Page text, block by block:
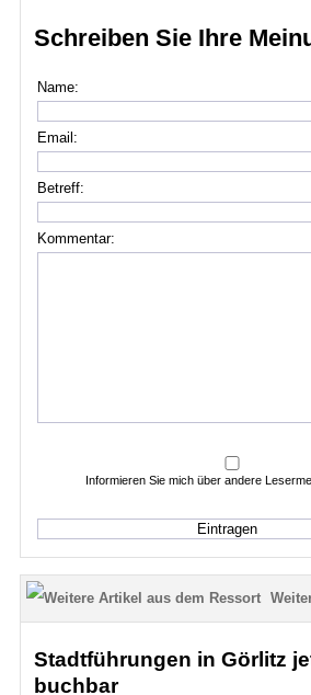
Schreiben Sie Ihre
Name:
Email:
Betreff:
Kommentar:
Informieren Sie mich über andere
Stadtführungen in Görlitz
buchbar